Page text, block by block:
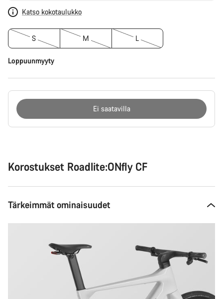
Katso kokotaulukko
S M L
Loppuunmyyty
Ei saatavilla
Korostukset Roadlite:ONfly CF
Tärkeimmät ominaisuudet